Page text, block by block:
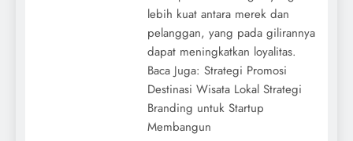
lebih kuat antara merek dan
pelanggan, yang pada gilirannya
dapat meningkatkan loyalitas.
Baca Juga: Strategi Promosi
Destinasi Wisata Lokal Strategi
Branding untuk Startup
Membangun